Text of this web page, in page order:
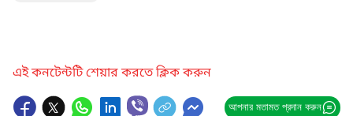
এই কনটেন্টটি শেয়ার করতে ক্লিক করুন
আপনার মতামত প্রদান করুন